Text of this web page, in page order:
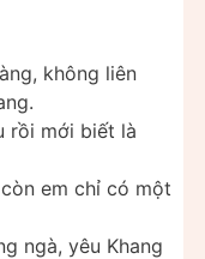
không liên
rồi mới biết là
em chỉ có một
ngà, yêu Khang